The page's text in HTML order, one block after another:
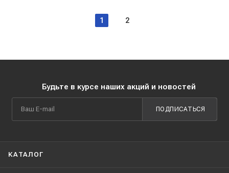
1 2
Будьте в курсе наших акций и новостей
ПОДПИСАТЬСЯ
КАТАЛОГ